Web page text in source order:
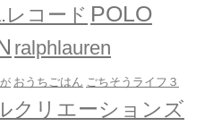
レコード POLO
ralphlauren
おうちごはん ごちそうライフ３
クリエーションズ